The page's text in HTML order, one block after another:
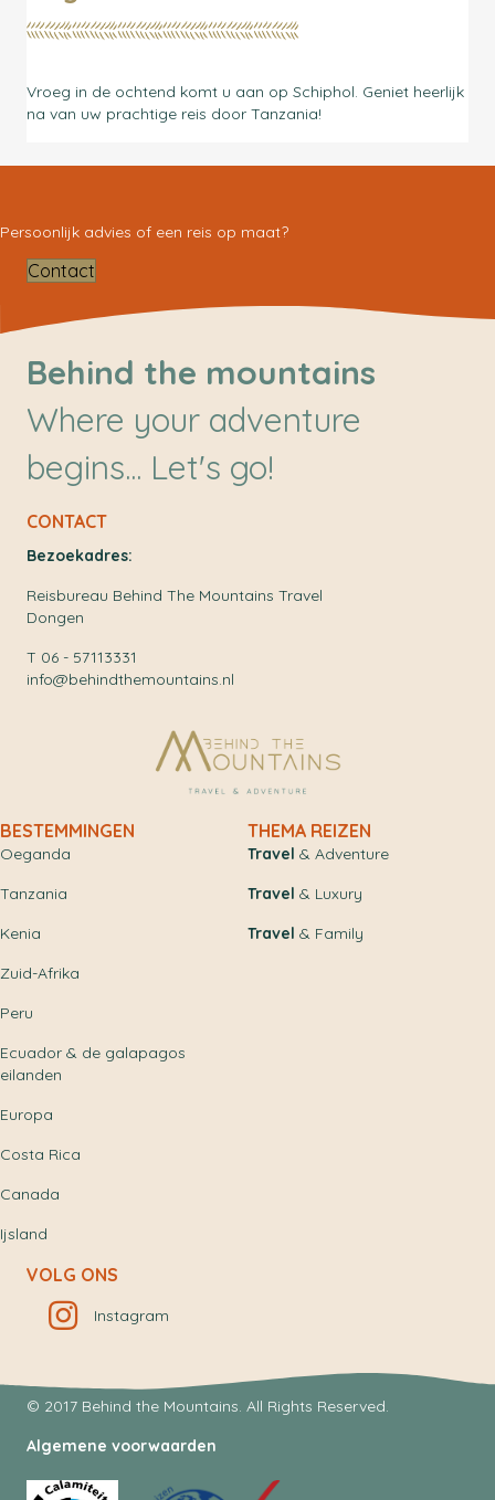
Vroeg in de ochtend komt u aan op Schiphol. Geniet heerlijk
na van uw prachtige reis door Tanzania!
Persoonlijk advies of een reis op maat?
Contact
Behind the mountains
Where your adventure
begins... Let's go!
CONTACT
Bezoekadres:
Reisbureau Behind The Mountains Travel
Dongen
T 06 - 57113331
info@behindthemountains.nl
BESTEMMINGEN
Oeganda
Tanzania
Kenia
Zuid-Afrika
Peru
Ecuador & de galapagos
eilanden
Europa
Costa Rica
Canada
Ijsland
THEMA REIZEN
Travel & Adventure
Travel & Luxury
Travel & Family
VOLG ONS
Instagram
© 2017 Behind the Mountains. All Rights Reserved.
Algemene voorwaarden